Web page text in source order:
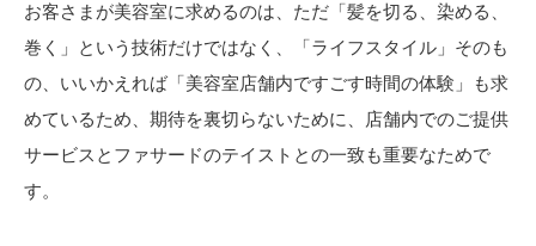
お客さまが美容室に求めるのは、ただ「髪を切る、染める、
巻く」という技術だけではなく、「ライフスタイル」そのも
の、いいかえれば「美容室店舗内ですごす時間の体験」も求
めているため、期待を裏切らないために、店舗内でのご提供
サービスとファサードのテイストとの一致も重要なためで
す。